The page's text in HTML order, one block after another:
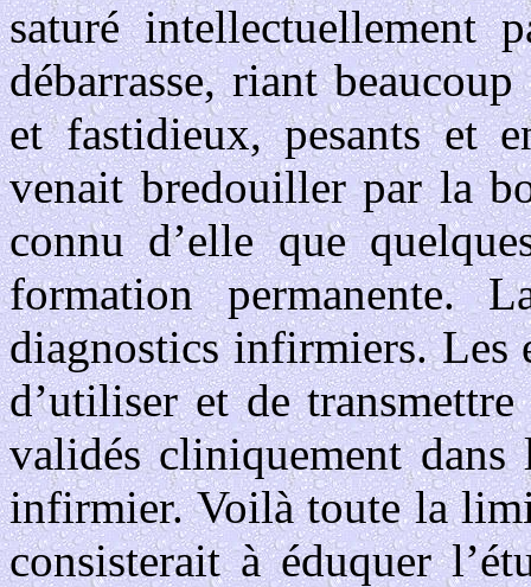
saturé intellectuellement
débarrasse, riant
et fastidieux, pesants et
venait bredouiller par la
connu d’elle que
formation permanente.
diagnostics infirmiers. Les
d’utiliser et de
validés cliniquement dans
infirmier. Voilà toute la
consisterait à éduquer